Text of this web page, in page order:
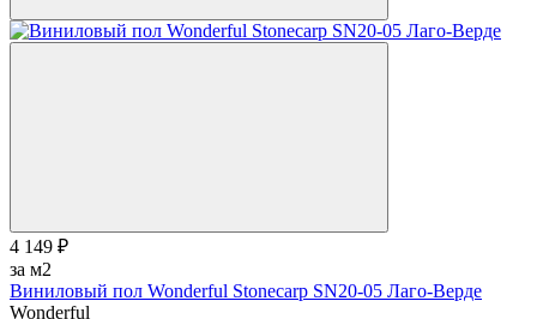
4 149 ₽
за м2
Виниловый пол Wonderful Stonecarp SN20-05 Лаго-Верде
Wonderful